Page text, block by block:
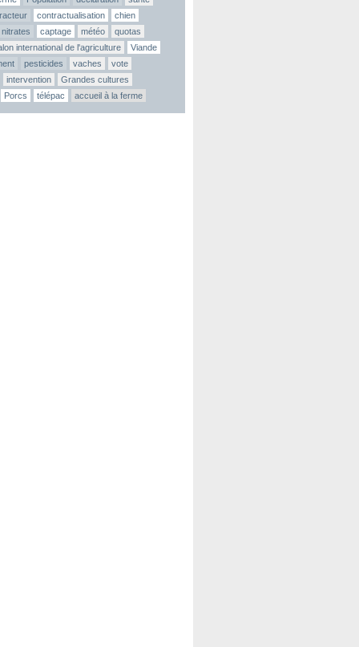
contractualisation
chien
nitrates
captage météo
quotas
international de l'agriculture
Viande
pesticides vaches
vote
intervention
Grandes cultures
Porcs
télépac accueil à la ferme